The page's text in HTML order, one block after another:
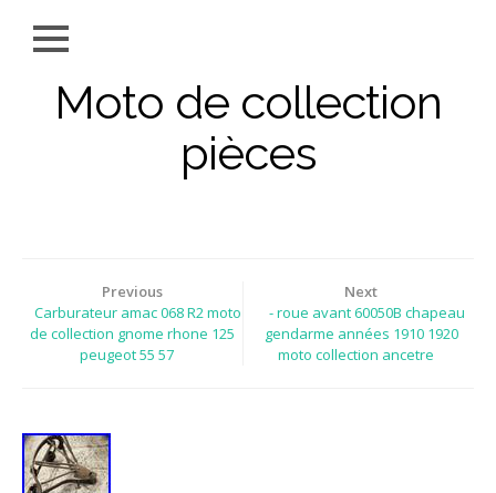
Moto de collection
pièces
Previous
Carburateur amac 068 R2 moto
de collection gnome rhone 125
peugeot 55 57
Next
- roue avant 60050B chapeau
gendarme années 1910 1920
moto collection ancetre